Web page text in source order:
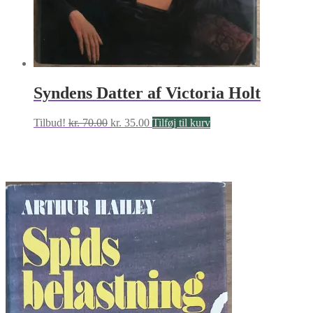
Syndens Datter af Victoria Holt
Tilbud! kr.70.00 Den
kr. 35.00Den
Tilføj til kurv